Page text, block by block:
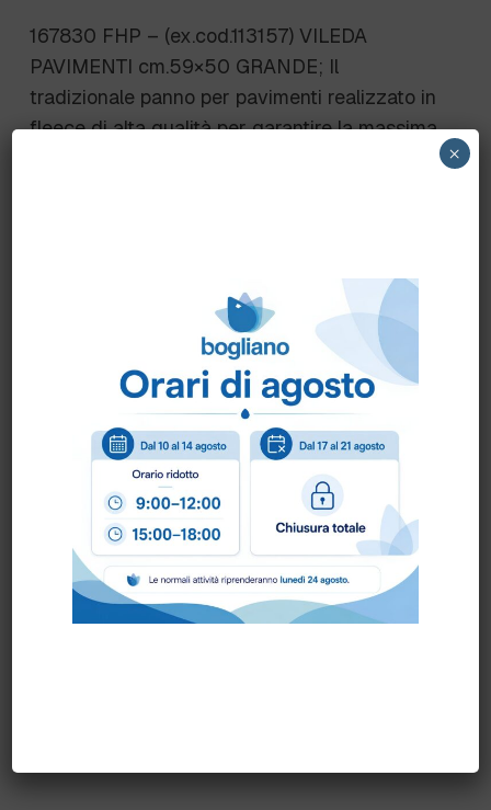
167830 FHP – (ex.cod.113157) VILEDA
PAVIMENTI cm.59×50 GRANDE; Il
tradizionale panno per pavimenti realizzato in
fleece di alta qualità per garantire la massima
assorbenza e la massima raccolta di sporco. A
viscosa e poliestere ed è perfetto per la pulizia
a umido o bagnata di tutti i tipi di pavimento.
Scheda Tecnica
Come ordinare?
Puoi ordinare chiamando al 0172 478161
oppure
scrivendo una mail ainfo@bogliano.it .
Per ogni informazione siamo a disposizione.
×